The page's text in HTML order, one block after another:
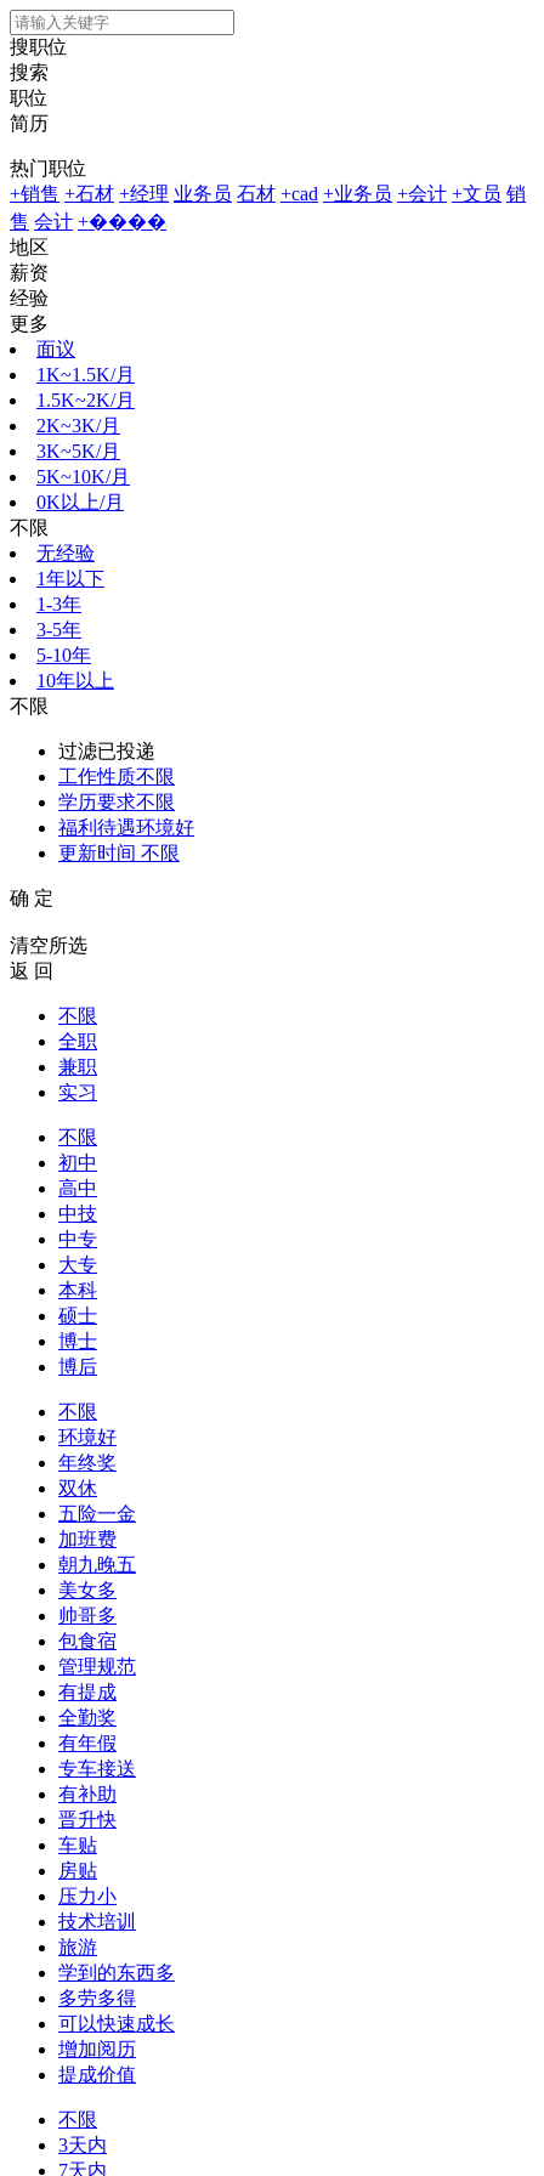
搜职位
搜索
职位
简历
热门职位
+销售 +石材 +经理 业务员 石材 +cad +业务员 +会计 +文员 销
售 会计 +����
地区
薪资
经验
更多
面议
1K~1.5K/月
1.5K~2K/月
2K~3K/月
3K~5K/月
5K~10K/月
0K以上/月
不限
无经验
1年以下
1-3年
3-5年
5-10年
10年以上
不限
过滤已投递
工作性质不限
学历要求不限
福利待遇环境好
更新时间 不限
确 定
清空所选
返 回
不限
全职
兼职
实习
不限
初中
高中
中技
中专
大专
本科
硕士
博士
博后
不限
环境好
年终奖
双休
五险一金
加班费
朝九晚五
美女多
帅哥多
包食宿
管理规范
有提成
全勤奖
有年假
专车接送
有补助
晋升快
车贴
房贴
压力小
技术培训
旅游
学到的东西多
多劳多得
可以快速成长
增加阅历
提成价值
不限
3天内
7天内